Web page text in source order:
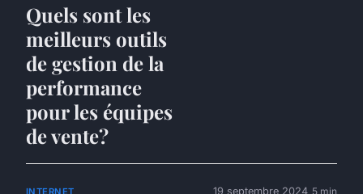
Quels sont les
meilleurs outils
de gestion de la
performance
pour les équipes
de vente?
19 septembre 2024 5 min